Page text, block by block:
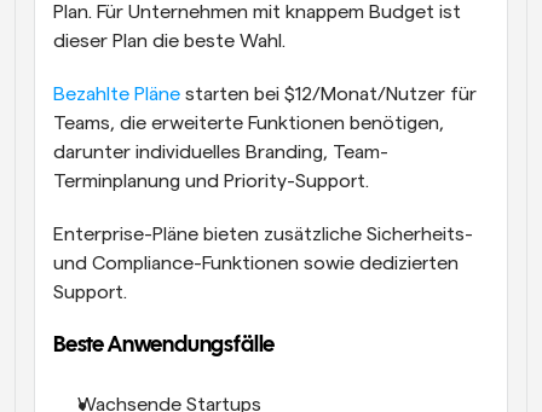
Plan. Für Unternehmen mit knappem Budget ist
dieser Plan die beste Wahl.
Bezahlte Pläne starten bei $12/Monat/Nutzer für
Teams, die erweiterte Funktionen benötigen,
darunter individuelles Branding, Team-
Terminplanung und Priority-Support.
Enterprise-Pläne bieten zusätzliche Sicherheits-
und Compliance-Funktionen sowie dedizierten
Support.
Beste Anwendungsfälle
Wachsende Startups